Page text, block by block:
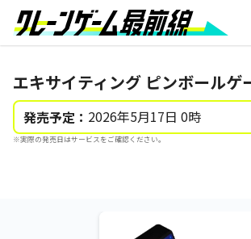
エキサイティング ピンボールゲ
発売予定： 2026年5月17日 0時
※実際の発売日はサービスをご確認ください。